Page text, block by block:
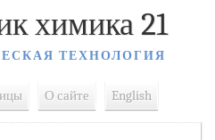
химика 21
ТЕХНОЛОГИЯ
О сайте English